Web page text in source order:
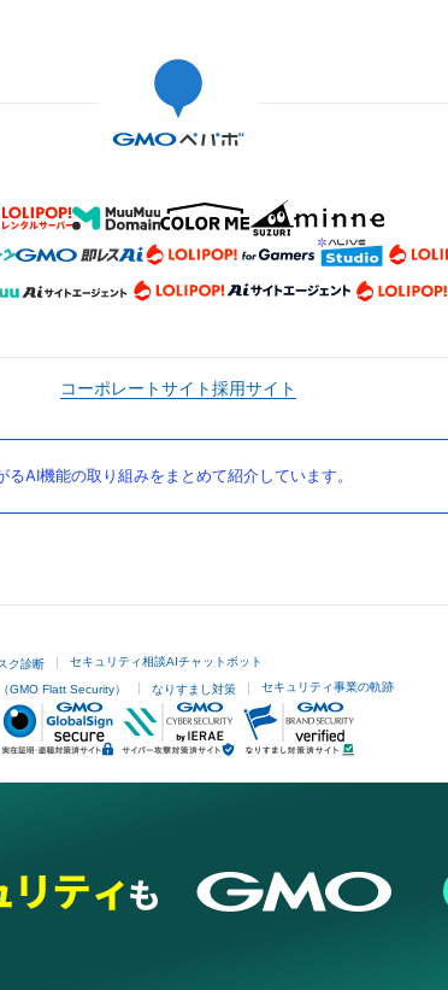
コーポレートサイト採用サイト
AI機能の取り組みをまとめて紹介しています。
ク診断 セキュリティ相談AIチャットボット
GMO Flatt Security） なりすまし対策 セキュリティ事業の軌跡